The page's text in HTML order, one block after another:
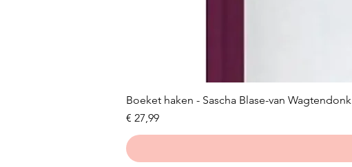
Boeket haken - Sascha Blase-van Wagtendonk
Prijs
€ 27,99